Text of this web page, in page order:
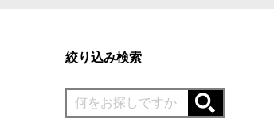
絞り込み検索